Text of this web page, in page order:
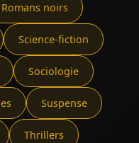
Romans noirs
Science-fiction
Sociologie
Suspense
Thrillers